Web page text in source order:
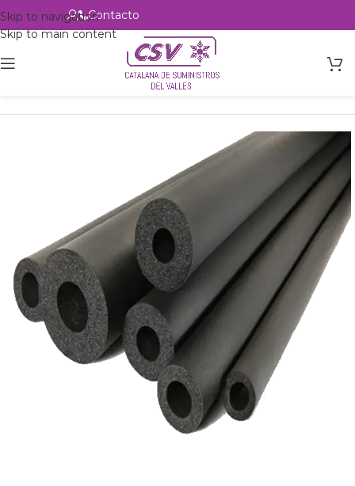
Skip to navigation
Skip to main content
Contacto
Accesorios Aislante